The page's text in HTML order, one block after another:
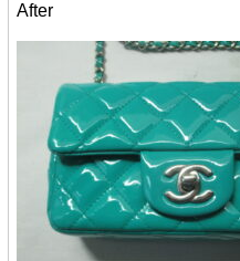
After